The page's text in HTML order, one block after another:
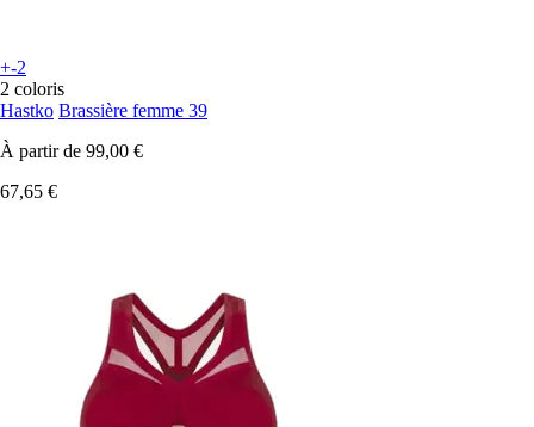
+-2
2 coloris
Hastko Brassière femme 39
À partir de 99,00 €
67,65 €